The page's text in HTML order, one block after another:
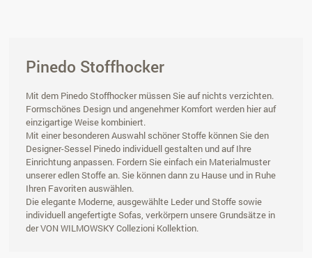
Pinedo Stoffhocker
Mit dem Pinedo Stoffhocker müssen Sie auf nichts verzichten.
Formschönes Design und angenehmer Komfort werden hier auf
einzigartige Weise kombiniert.
Mit einer besonderen Auswahl schöner Stoffe können Sie den
Designer-Sessel Pinedo individuell gestalten und auf Ihre
Einrichtung anpassen. Fordern Sie einfach ein Materialmuster
unserer edlen Stoffe an. Sie können dann zu Hause und in Ruhe
Ihren Favoriten auswählen.
Die elegante Moderne, ausgewählte Leder und Stoffe sowie
individuell angefertigte Sofas, verkörpern unsere Grundsätze in
der VON WILMOWSKY Collezioni Kollektion.